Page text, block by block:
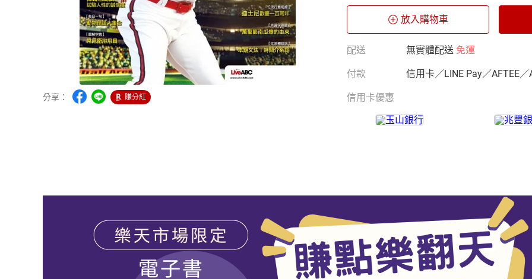
分享： 賺分紅
放入購物車
配送 無實體配送 免運
付款 信用卡／LINE Pay／AFTEE／
信用卡優惠